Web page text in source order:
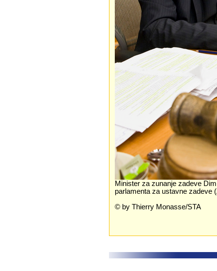
Minister za zunanje zadeve
parlamenta za ustavne zadeve
© by Thierry Monasse/STA